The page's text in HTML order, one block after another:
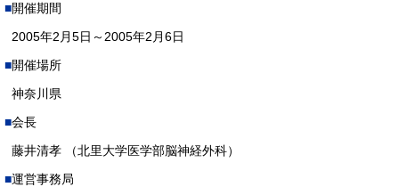
開催期間
2005年2月5日～2005年2月6日
開催場所
神奈川県
会長
藤井清孝 （北里大学医学部脳神経外科）
運営事務局